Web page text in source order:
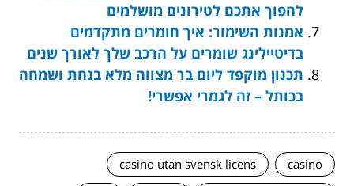
להפוך אתכם לטירונים מושלמים
אמנות השימור: איך חומרים מתקדמים
בדיטיילינג שומרים על הרכב שלך לאורך שנים
תכנון מוקפד ליום בר מצווה מלא בנחת ושמחה
בכותל – זה לגמרי אפשרי!
casino
casino utan svensk licens